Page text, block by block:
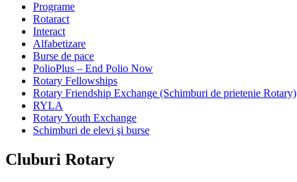
Programe
Rotaract
Interact
Alfabetizare
Burse de pace
PolioPlus – End Polio Now
Rotary Fellowships
Rotary Friendship Exchange (Schimburi de prietenie Rotary)
RYLA
Rotary Youth Exchange
Schimburi de elevi şi burse
Cluburi Rotary